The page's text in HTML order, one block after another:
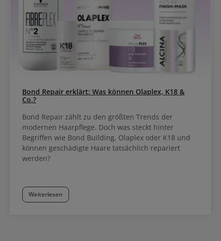
Bond Repair erklärt: Was können Olaplex, K18 &
Co.?
Bond Repair zählt zu den größten Trends der
modernen Haarpflege. Doch was steckt hinter
Begriffen wie Bond Building, Olaplex oder K18 und
können geschädigte Haare tatsächlich repariert
werden?
Weiterlesen